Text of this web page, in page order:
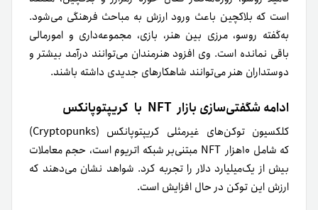
است که بلاکچین باعث ورود ارزش به مباحث فرهنگی می‌شود.
به‌گفته روسو، مرزی بین هنر، بازی، مجموعه‌داری و امورمالی
باقی نمانده است. وی افزود هنرمندان می‌توانند درآمد بیشتر و
دوستداران هنر می‌توانند شاهکارهای جدیدی داشته باشند.
ادامه شگفتی‌سازی بازار NFT با کریپتوپانکس
کلکسیون توکن‌های غیرمثلی کریپتوپانکس (Cryptopunks)
که شامل ۱۰هزار NFT مبتنی‌بر شبکه اتریوم است، حجم معاملات
بیش از یک‌میلیارد دلار را تجربه کرد. شواهد نشان می‌دهند که
ارزش این توکن در حال افزایش است.